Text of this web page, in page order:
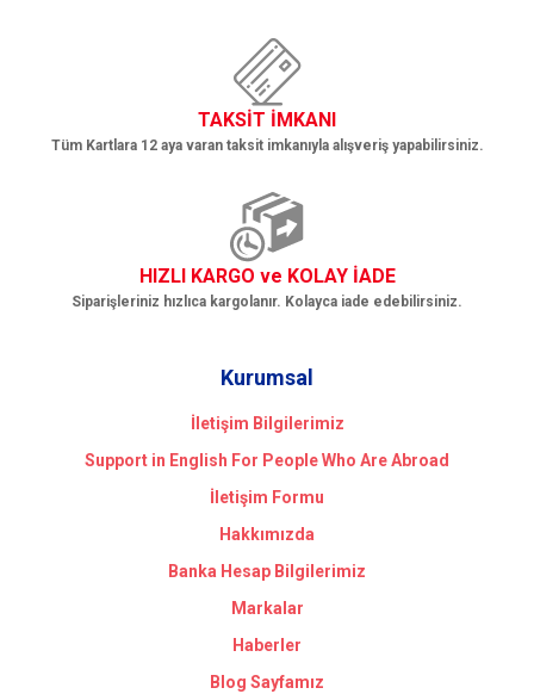
TAKSİT İMKANI
Tüm Kartlara 12 aya varan taksit imkanıyla alışveriş yapabilirsiniz.
HIZLI KARGO ve KOLAY İADE
Siparişleriniz hızlıca kargolanır. Kolayca iade edebilirsiniz.
Kurumsal
İletişim Bilgilerimiz
Support in English For People Who Are Abroad
İletişim Formu
Hakkımızda
Banka Hesap Bilgilerimiz
Markalar
Haberler
Blog Sayfamız